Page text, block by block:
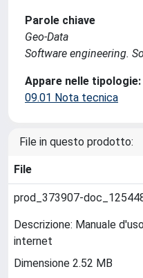
Parole chiave
Geo-Data
Software engineering.
Appare nelle tipologie:
09.01 Nota tecnica
File in questo prodotto:
File
prod_373907-
Descrizione: Manuale
internet
Dimensione 2.52 MB